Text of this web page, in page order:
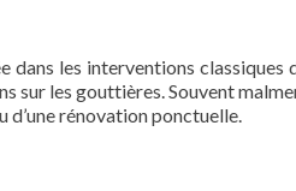
les interventions classiques
sur les gouttières. Souvent
d’une rénovation ponctuelle.